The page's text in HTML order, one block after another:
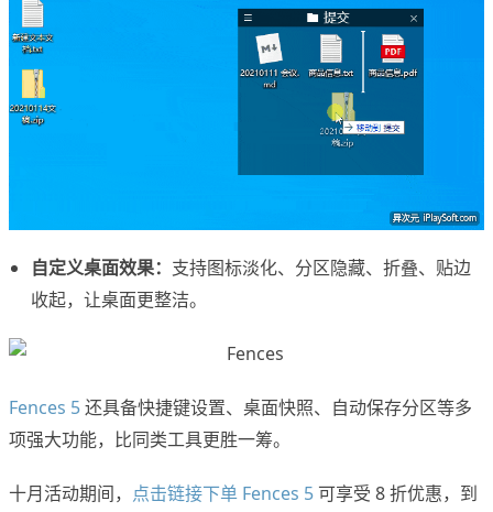
自定义桌面效果： 支持图标淡化、分区隐藏、折叠、贴边
收起，让桌面更整洁。
Fences 5还具备快捷键设置、桌面快照、自动保存分区等多
项强大功能，比同类工具更胜一筹。
十月活动期间， 点击链接下单 Fences 5 可享受 8 折优惠，到